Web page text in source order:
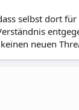
selbst dort
neuen